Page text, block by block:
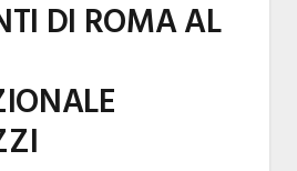
DI ROMA AL